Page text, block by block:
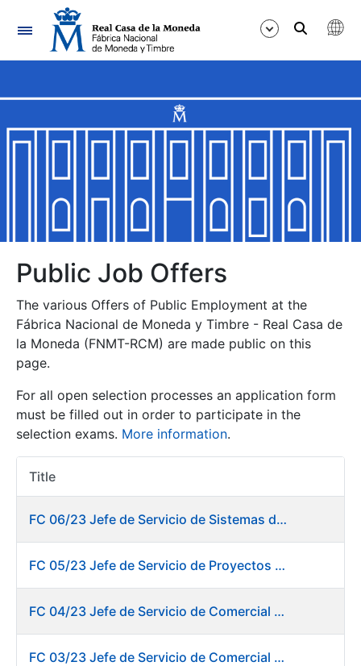
Navigation
Show/Hide
Show/Hide
Show/Hide
Show/Hide
Show/Hide
Show/Hide
Public Job Offers
The various Offers of Public Employment at the
Fábrica Nacional de Moneda y Timbre - Real Casa de
la Moneda (FNMT-RCM) are made public on this
page.
For all open selection processes an application form
must be filled out in order to participate in the
selection exams. More information.
Title
Item
FC 06/23 Jefe de Servicio de Sistemas de Información de Fábrica de Papel
FC 05/23 Jefe de Servicio de Proyectos Digitales
FC 04/23 Jefe de Servicio de Comercial de Productos Gráficos
FC 03/23 Jefe de Servicio de Comercial de Documentos de Identificación y Tarjetas y Servicios Digitales